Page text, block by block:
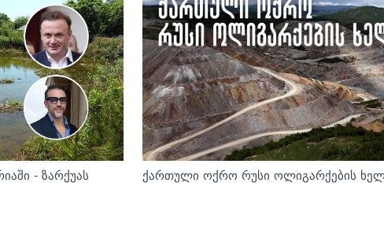
- ზარქუას
ქართული ოქრო რუსი ოლიგარქების